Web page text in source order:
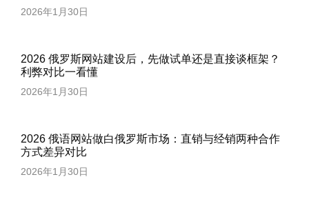
2026年1月30日
2026 俄罗斯网站建设后，先做试单还是直接谈框架？
利弊对比一看懂
2026年1月30日
2026 俄语网站做白俄罗斯市场：直销与经销两种合作
方式差异对比
2026年1月30日